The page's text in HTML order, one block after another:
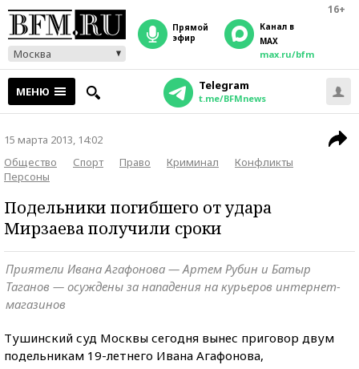
16+
Москва
прямой
эфир
Канал в
MAX
max.ru/bfm
МЕНЮ Telegram
t.me/BFMnews
15 марта 2013, 14:02
Общество
Спорт Право Криминал
Конфликты
Персоны
Подельники погибшего от удара
Мирзаева получили сроки
Приятели Ивана Агафонова — Артем Рубин и Батыр
Таганов — осуждены за нападения на курьеров интернет-
магазинов
Тушинский суд Москвы сегодня вынес приговор двум
подельникам 19-летнего Ивана Агафонова,